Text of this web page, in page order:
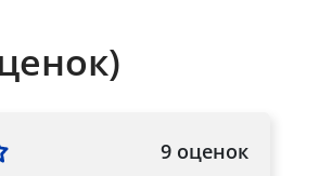
9 оценок